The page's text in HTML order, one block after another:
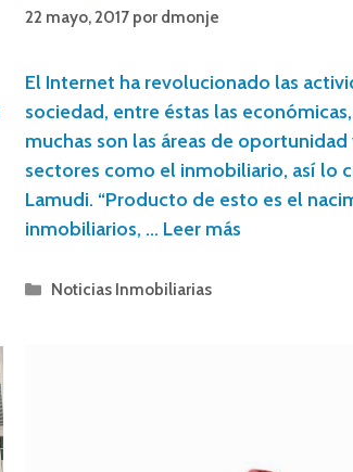
22 mayo, 2017 por dmonje
El Internet ha revolucionado las
sociedad, entre éstas las
muchas son las áreas de
sectores como el inmobiliario, así lo
Lamudi. “Producto de esto es el
inmobiliarios, … Leer más
Noticias Inmobiliarias